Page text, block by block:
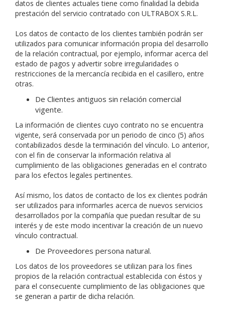
datos de clientes actuales tiene como finalidad la debida
prestación del servicio contratado con ULTRABOX S.R.L.
Los datos de contacto de los clientes también podrán ser
utilizados para comunicar información propia del desarrollo
de la relación contractual, por ejemplo, informar acerca del
estado de pagos y advertir sobre irregularidades o
restricciones de la mercancía recibida en el casillero, entre
otras.
De Clientes antiguos sin relación comercial
vigente.
La información de clientes cuyo contrato no se encuentra
vigente, será conservada por un periodo de cinco (5) años
contabilizados desde la terminación del vínculo. Lo anterior,
con el fin de conservar la información relativa al
cumplimiento de las obligaciones generadas en el contrato
para los efectos legales pertinentes.
Así mismo, los datos de contacto de los ex clientes podrán
ser utilizados para informarles acerca de nuevos servicios
desarrollados por la compañía que puedan resultar de su
interés y de este modo incentivar la creación de un nuevo
vínculo contractual.
De Proveedores persona natural.
Los datos de los proveedores se utilizan para los fines
propios de la relación contractual establecida con éstos y
para el consecuente cumplimiento de las obligaciones que
se generan a partir de dicha relación.